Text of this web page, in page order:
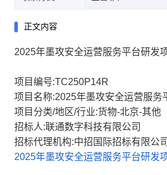
正文内容
2025年墨攻安全运营服务平台研发
项目编号:TC250P14R
项目名称:2025年墨攻安全运营服
项目分类/地区/行业:货物-北京-其他
招标人:联通数字科技有限公司
招标代理机构:中招国际招标有限公司
2025年墨攻安全运营服务平台研发